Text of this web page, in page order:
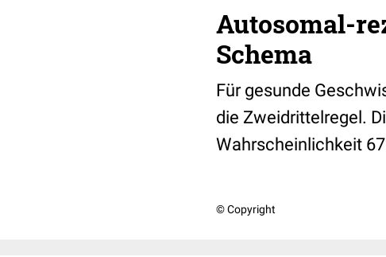
Autosomal-
Schema
Für gesunde
die Zweidrittelregel.
Wahrscheinlichkeit
© Copyright